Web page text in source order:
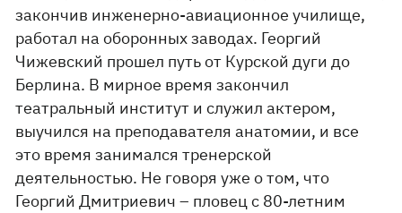
закончив инженерно-авиационное училище,
работал на оборонных заводах. Георгий
Чижевский прошел путь от Курской дуги до
Берлина. В мирное время закончил
театральный институт и служил актером,
выучился на преподавателя анатомии, и все
это время занимался тренерской
деятельностью. Не говоря уже о том, что
Георгий Дмитриевич – пловец с 80-летним